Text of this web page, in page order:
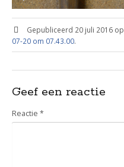
Gepubliceerd 20 juli 2016op
07-20 om 07.43.00.
Geef een reactie
Reactie *